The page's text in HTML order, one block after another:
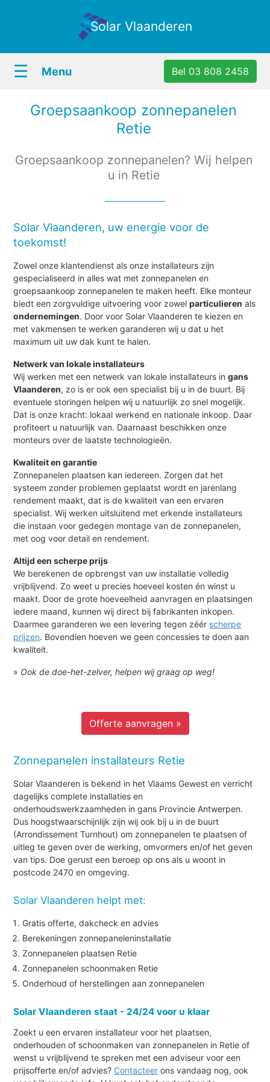
Solar Vlaanderen
☰ Menu Bel 03 808 2458
Groepsaankoop zonnepanelen
Retie
Groepsaankoop zonnepanelen? Wij helpen
u in Retie
Solar Vlaanderen, uw energie voor de
toekomst!
Zowel onze klantendienst als onze installateurs zijn
gespecialiseerd in alles wat met zonnepanelen en
groepsaankoop zonnepanelen te maken heeft. Elke monteur
biedt een zorgvuldige uitvoering voor zowelparticulieren als
ondernemingen. Door voor Solar Vlaanderen te kiezen en
met vakmensen te werken garanderen wij u dat u het
maximum uit uw dak kunt te halen.
Netwerk van lokale installateurs
Wij werken met een netwerk van lokale installateurs ingans
Vlaanderen, zo is er ook een specialist bij u in de buurt. Bij
eventuele storingen helpen wij u natuurlijk zo snel mogelijk.
Dat is onze kracht: lokaal werkend en nationale inkoop. Daar
profiteert u natuurlijk van. Daarnaast beschikken onze
monteurs over de laatste technologieën.
Kwaliteit en garantie
Zonnepanelen plaatsen kan iedereen. Zorgen dat het
systeem zonder problemen geplaatst wordt en jarenlang
rendement maakt, dat is de kwaliteit van een ervaren
specialist. Wij werken uitsluitend met erkende installateurs
die instaan voor gedegen montage van de zonnepanelen,
met oog voor detail en rendement.
Altijd een scherpe prijs
We berekenen de opbrengst van uw installatie volledig
vrijblijvend. Zo weet u precies hoeveel kosten én winst u
maakt. Door de grote hoeveelheid aanvragen en plaatsingen
iedere maand, kunnen wij direct bij fabrikanten inkopen.
Daarmee garanderen we een levering tegen zéér scherpe
prijzen. Bovendien hoeven we geen concessies te doen aan
kwaliteit.
» Ook de doe-het-zelver, helpen wij graag op weg!
Offerte aanvragen »
Zonnepanelen installateurs Retie
Solar Vlaanderen is bekend in het Vlaams Gewest en verricht
dagelijks complete installaties en
onderhoudswerkzaamheden in gans Provincie Antwerpen.
Dus hoogstwaarschijnlijk zijn wij ook bij u in de buurt
(Arrondissement Turnhout) om zonnepanelen te plaatsen of
uitleg te geven over de werking, omvormers en/of het geven
van tips. Doe gerust een beroep op ons als u woont in
postcode 2470 en omgeving.
Solar Vlaanderen helpt met:
Gratis offerte, dakcheck en advies
Berekeningen zonnepaneleninstallatie
Zonnepanelen plaatsen Retie
Zonnepanelen schoonmaken Retie
Onderhoud of herstellingen aan zonnepanelen
Solar Vlaanderen staat - 24/24 voor u klaar
Zoekt u een ervaren installateur voor het plaatsen,
onderhouden of schoonmaken van zonnepanelen in Retie of
wenst u vrijblijvend te spreken met een adviseur voor een
prijsofferte en/of advies? Contacteer ons vandaag nog, ook